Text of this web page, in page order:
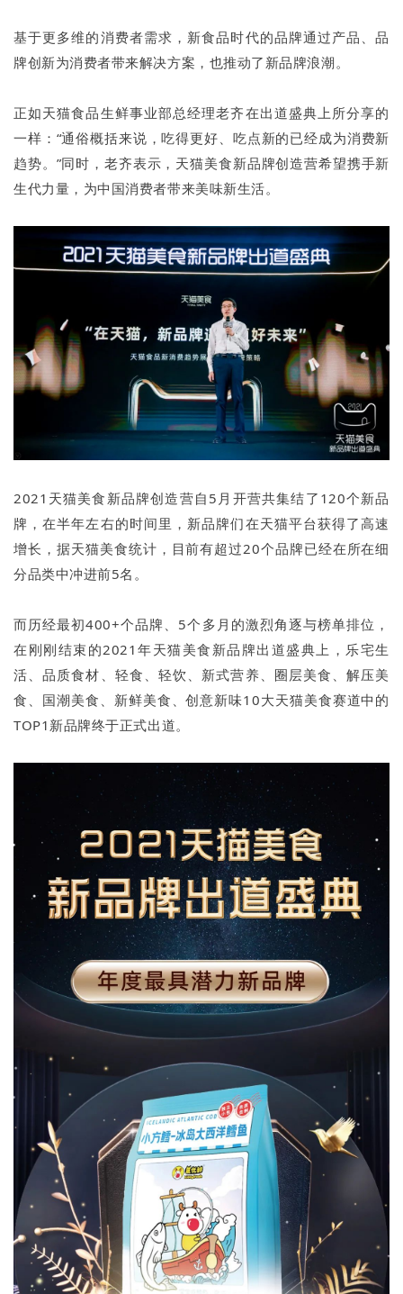
基于更多维的消费者需求，新食品时代的品牌通过产品、品
牌创新为消费者带来解决方案，也推动了新品牌浪潮。
正如天猫食品生鲜事业部总经理老齐在出道盛典上所分享的
一样：“通俗概括来说，吃得更好、吃点新的已经成为消费新
趋势。”同时，老齐表示，天猫美食新品牌创造营希望携手新
生代力量，为中国消费者带来美味新生活。
2021天猫美食新品牌创造营自5月开营共集结了120个新品
牌，在半年左右的时间里，新品牌们在天猫平台获得了高速
增长，据天猫美食统计，目前有超过20个品牌已经在所在细
分品类中冲进前5名。
而历经最初400+个品牌、5个多月的激烈角逐与榜单排位，
在刚刚结束的2021年天猫美食新品牌出道盛典上，乐宅生
活、品质食材、轻食、轻饮、新式营养、圈层美食、解压美
食、国潮美食、新鲜美食、创意新味10大天猫美食赛道中的
TOP1新品牌终于正式出道。